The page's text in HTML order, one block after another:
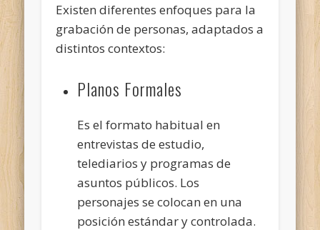
Existen diferentes enfoques para la
grabación de personas, adaptados a
distintos contextos:
Planos Formales
Es el formato habitual en
entrevistas de estudio,
telediarios y programas de
asuntos públicos. Los
personajes se colocan en una
posición estándar y controlada.